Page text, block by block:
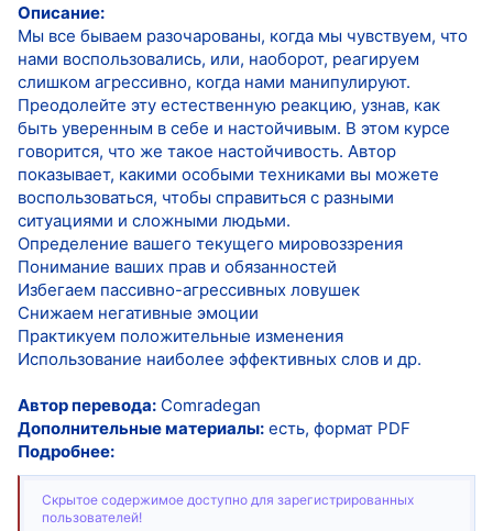
Описание:
Мы все бываем разочарованы, когда мы чувствуем, что
нами воспользовались, или, наоборот, реагируем
слишком агрессивно, когда нами манипулируют.
Преодолейте эту естественную реакцию, узнав, как
быть уверенным в себе и настойчивым. В этом курсе
говорится, что же такое настойчивость. Автор
показывает, какими особыми техниками вы можете
воспользоваться, чтобы справиться с разными
ситуациями и сложными людьми.
Определение вашего текущего мировоззрения
Понимание ваших прав и обязанностей
Избегаем пассивно-агрессивных ловушек
Снижаем негативные эмоции
Практикуем положительные изменения
Использование наиболее эффективных слов и др.
Автор перевода: Comradegan
Дополнительные материалы: есть, формат PDF
Подробнее:
Скрытое содержимое доступно для зарегистрированных
пользователей!